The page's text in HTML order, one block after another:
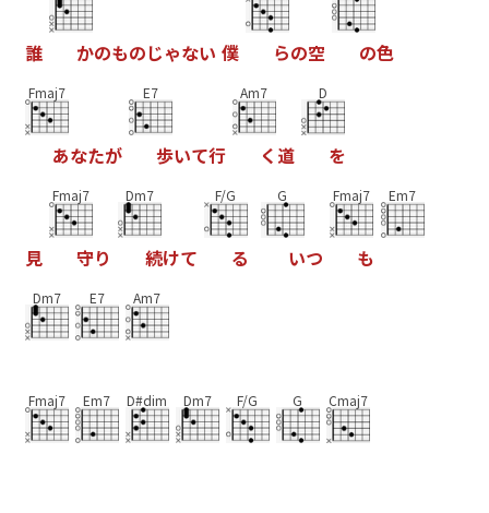
誰 かのものじゃない 僕 らの空 の色
Fmaj7
あなたが
E7
歩いて行
Am7
く 道
D
を
見
Fmaj7
守り
Dm7
続けて
F/G
る
G
いつ
Fmaj7
も
Em7
Dm7 E7 Am7
Fmaj7 Em7 D#dim Dm7 F/G G Cmaj7